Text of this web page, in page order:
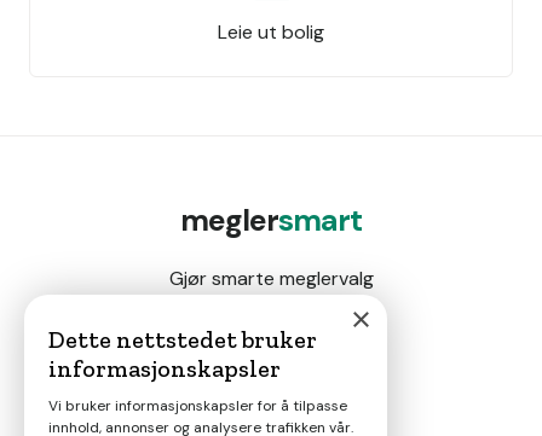
Leie ut bolig
meglersmart
Gjør smarte meglervalg
Magasin
×
Dette nettstedet bruker
informasjonskapsler
Vi bruker informasjonskapsler for å tilpasse
innhold, annonser og analysere trafikken vår.